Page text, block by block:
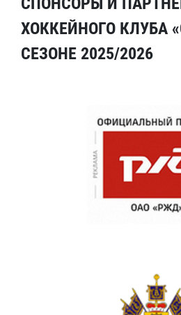
ХОККЕЙНОГО КЛУБА
СЕЗОНЕ 2025/2026